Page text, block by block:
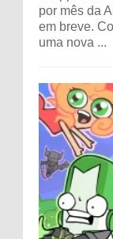
por mês da
em breve.
uma nova ...